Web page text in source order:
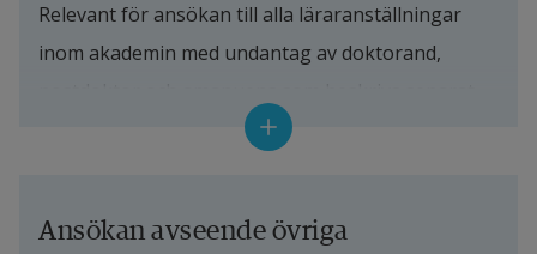
Relevant för ansökan till alla läraranställningar
inom akademin med undantag av doktorand,
Ansökan ska generellt sett innehålla följande:
Avsiktsförklaring:
En framtidsinriktad
Ansökan avseende övriga